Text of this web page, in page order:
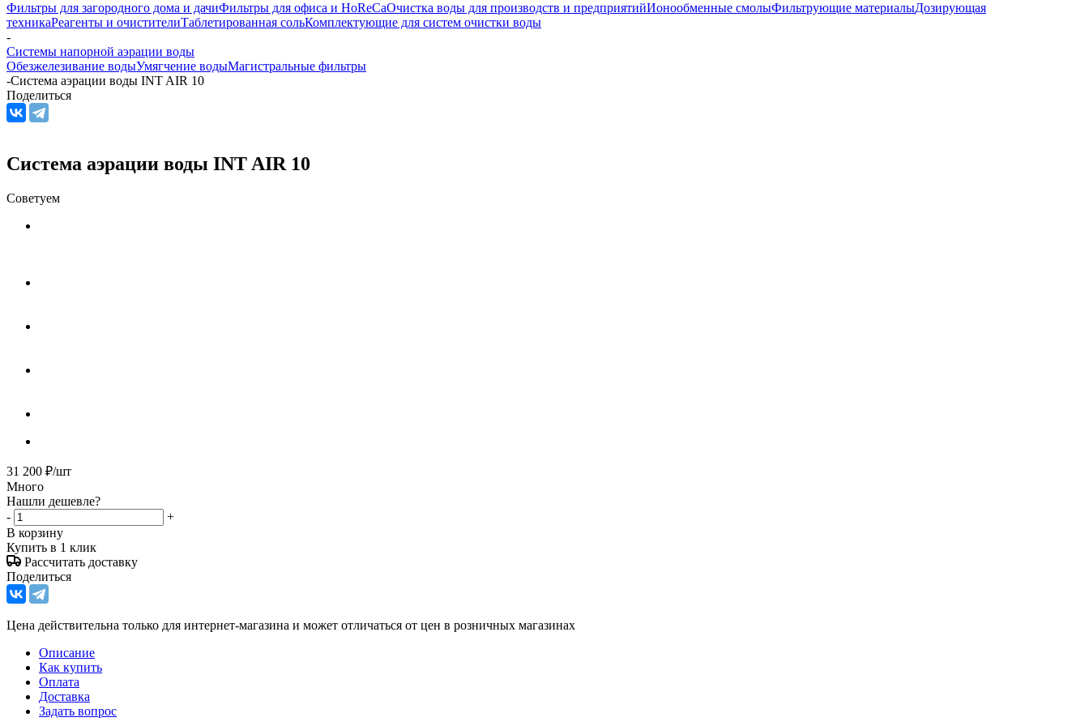
Фильтры для загородного дома и дачиФильтры для офиса и HoReCaОчистка воды для производств и предприятийИонообменные смолыФильтрующие материалыДозирующая
техникаРеагенты и очистителиТаблетированная сольКомплектующие для систем очистки воды
-
Системы напорной аэрации воды
Обезжелезивание водыУмягчение водыМагистральные фильтры
-Система аэрации воды INT AIR 10
Поделиться
Система аэрации воды INT AIR 10
Советуем
31 200 ₽/шт
Много
Нашли дешевле?
-
+
В корзину
Купить в 1 клик
Рассчитать доставку
Поделиться
Цена действительна только для интернет-магазина и может отличаться от цен в розничных магазинах
Описание
Как купить
Оплата
Доставка
Задать вопрос